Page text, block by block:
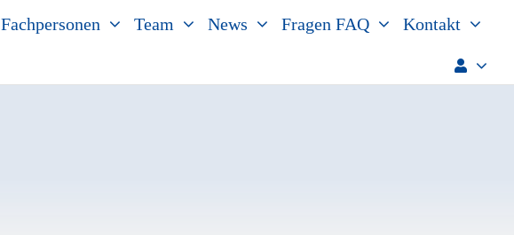
Fachpersonen Team News Fragen FAQ Kontakt